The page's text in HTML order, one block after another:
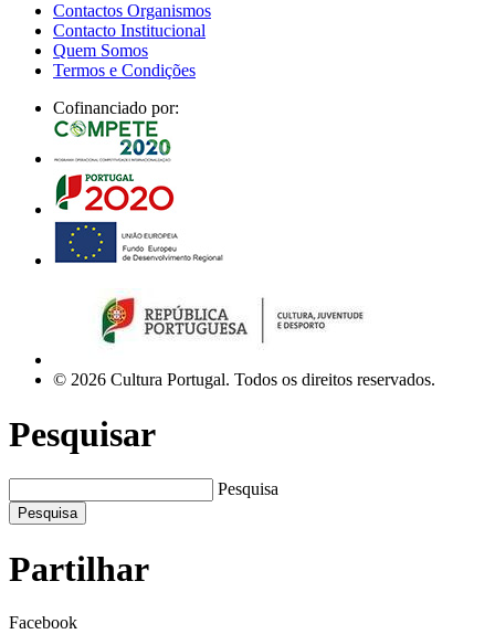
Contactos Organismos
Contacto Institucional
Quem Somos
Termos e Condições
Cofinanciado por:
© 2026 Cultura Portugal. Todos os direitos reservados.
Pesquisar
Pesquisa
Pesquisa
Partilhar
Facebook